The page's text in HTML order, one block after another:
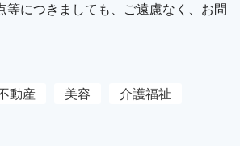
等につきましても、ご遠慮なく、お問
動産 美容
介護福祉